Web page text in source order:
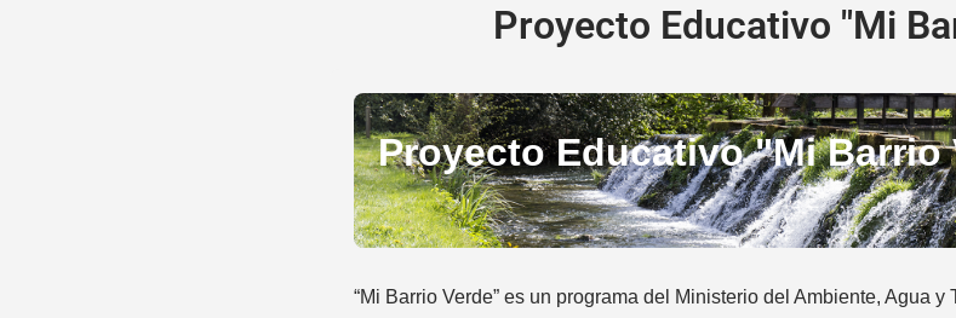
Proyecto Educativo "Mi
Proyecto Educativo "Mi Barrio
“Mi Barrio Verde” es un programa del Ministerio del Ambiente, Agua